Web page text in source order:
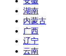
湖南
内蒙古
广西
辽宁
云南